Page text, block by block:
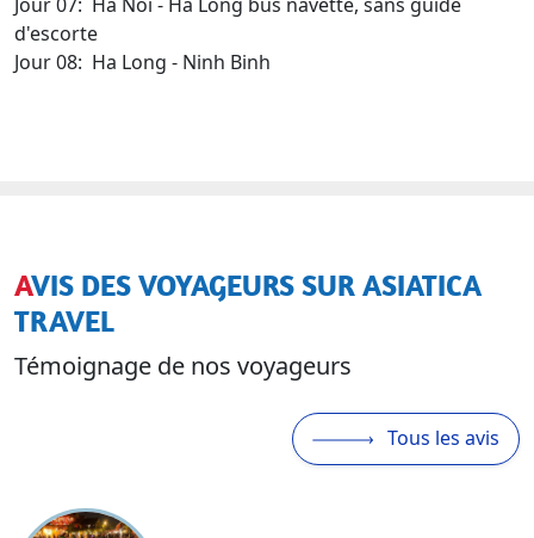
d'escorte
Jour 08: Ha Long - Ninh Binh
AVIS DES VOYAGEURS SUR ASIATICA
TRAVEL
Témoignage de nos voyageurs
Tous les avis